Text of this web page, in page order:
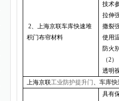
2、上海京联车库快速堆
积门布帘材料
技术
拉伸
撒裂
使用
防火
（2
透明
上海京联工业防护提升门 、车库快
具有